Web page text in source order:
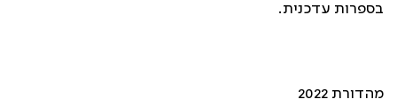
בספרות עדכנית.
מהדורת 2022